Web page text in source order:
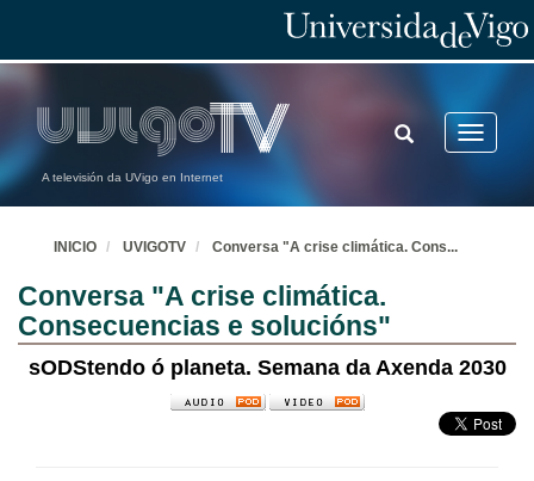
A televisión da UVigo en Internet
Toggle
TOGGLE
SEARCH
INICIO UVIGOTV Conversa "A crise climática. Cons...
Conversa "A crise climática.
Consecuencias e solucións"
sODStendo ó planeta. Semana da Axenda 2030